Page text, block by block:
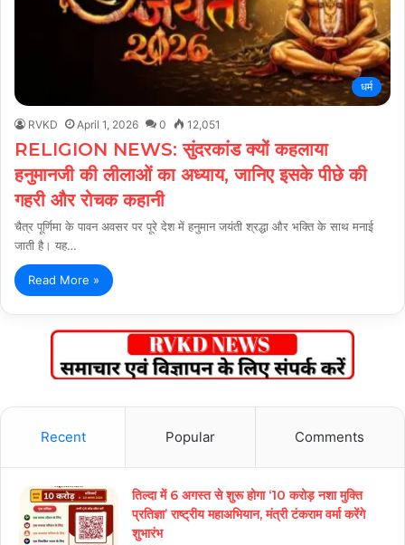
धर्म
RVKD April 1, 2026 0 12,051
RELIGION NEWS: सुंदरकांड क्यों कहलाया
हनुमानजी की लीलाओं का अध्याय, जानिए इसके पीछे की
गहरी और रोचक कहानी
चैत्र पूर्णिमा के पावन अवसर पर पूरे देश में हनुमान जयंती श्रद्धा और भक्ति के साथ मनाई
जाती है। यह…
Read More »
Recent Popular Comments
तिल्दा में 6 अगस्त से शुरू होगा ‘10 करोड़ नशा मुक्ति
प्रतिज्ञा’ राष्ट्रीय महाअभियान, मंत्री टंकराम वर्मा करेंगे
शुभारंभ